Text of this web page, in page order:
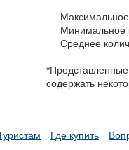
navigate
through
items
a
series.
Минимальное
Среднее
содержать
Где купить